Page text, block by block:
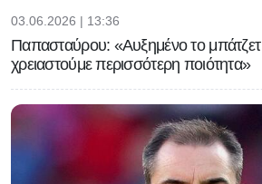
03.06.2026 | 13:36
Παπασταύρου: «Αυξημένο το μπάτζετ
χρειαστούμε περισσότερη ποιότητα»